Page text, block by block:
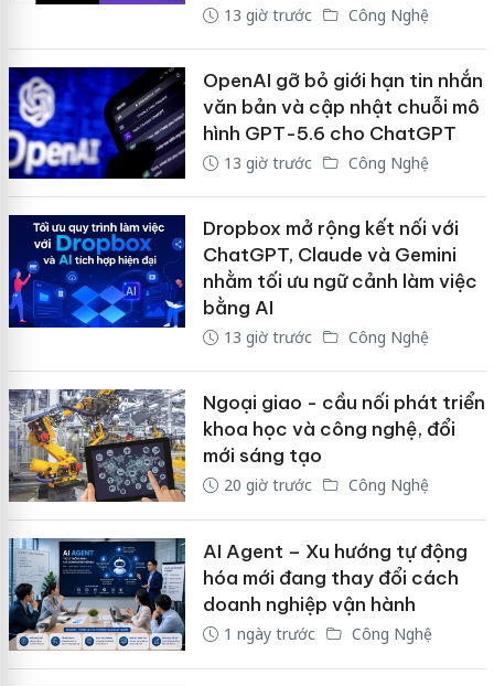
13 giờ trước Công Nghệ
OpenAI gỡ bỏ giới hạn tin nhắn
văn bản và cập nhật chuỗi mô
hình GPT-5.6 cho ChatGPT
13 giờ trước Công Nghệ
Dropbox mở rộng kết nối với
ChatGPT, Claude và Gemini
nhằm tối ưu ngữ cảnh làm việc
bằng AI
13 giờ trước Công Nghệ
Ngoại giao - cầu nối phát triển
khoa học và công nghệ, đổi
mới sáng tạo
20 giờ trước Công Nghệ
AI Agent – Xu hướng tự động
hóa mới đang thay đổi cách
doanh nghiệp vận hành
1 ngày trước Công Nghệ